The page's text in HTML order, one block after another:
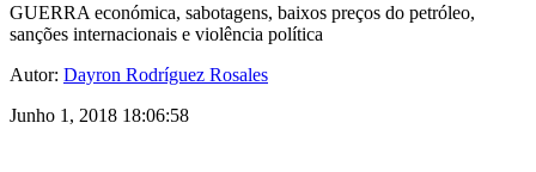
GUERRA económica, sabotagens, baixos preços do petróleo,
sanções internacionais e violência política
Autor: Dayron Rodríguez Rosales
Junho 1, 2018 18:06:58